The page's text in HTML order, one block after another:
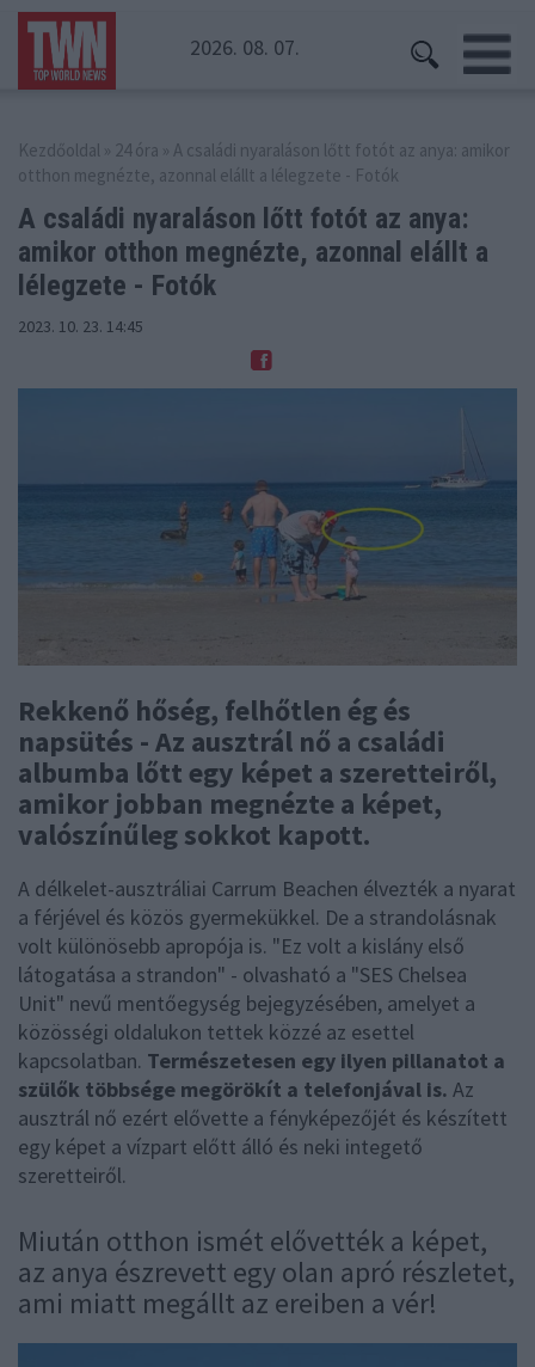
2026. 08. 07.
Kezdőoldal » 24 óra » A családi nyaraláson lőtt fotót az anya: amikor
otthon megnézte, azonnal elállt a lélegzete - Fotók
A családi nyaraláson lőtt fotót az anya:
amikor otthon megnézte, azonnal elállt a
lélegzete - Fotók
2023. 10. 23. 14:45
Rekkenő hőség, felhőtlen ég és
napsütés - Az ausztrál nő a családi
albumba lőtt egy képet a szeretteiről,
amikor jobban megnézte a képet,
valószínűleg sokkot kapott.
A délkelet-ausztráliai Carrum Beachen élvezték a nyarat
a férjével és közös gyermekükkel. De a strandolásnak
volt különösebb apropója is. "Ez volt a kislány első
látogatása a strandon" - olvasható a "SES Chelsea
Unit" nevű mentőegység bejegyzésében, amelyet a
közösségi oldalukon tettek közzé az esettel
kapcsolatban. Természetesen egy ilyen pillanatot a
szülők többsége megörökít a telefonjával is. Az
ausztrál nő ezért elővette a fényképezőjét és készített
egy képet a vízpart előtt álló és neki integető
szeretteiről.
Miután otthon ismét elővették a képet,
az anya észrevett egy olan apró részletet,
ami miatt megállt az ereiben a vér!